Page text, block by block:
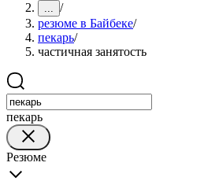
... /
резюме в Байбеке/
пекарь/
частичная занятость
пекарь
Резюме